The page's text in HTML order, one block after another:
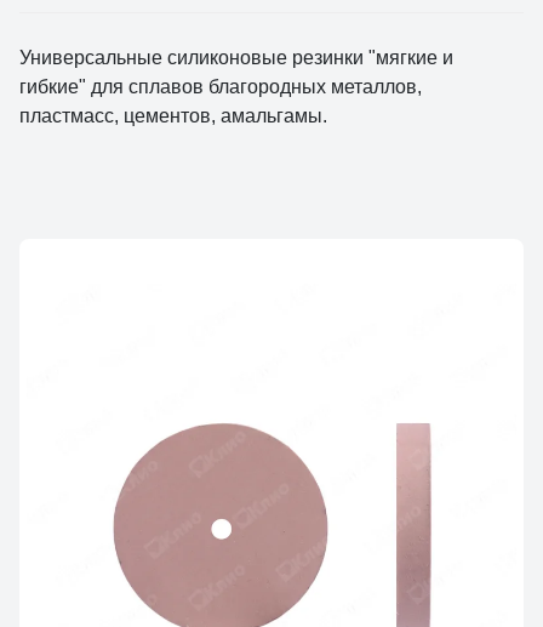
Универсальные силиконовые резинки "мягкие и
гибкие" для сплавов благородных металлов,
пластмасс, цементов, амальгамы.